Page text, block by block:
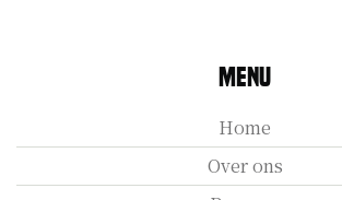
Menu
Home
Over ons